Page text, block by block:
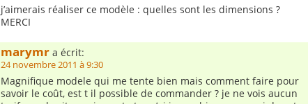
j’aimerais réaliser ce modèle : quelles sont les dimensions ?
MERCI
marymr a écrit:
24 novembre 2011 à 9:30
Magnifique modele qui me tente bien mais comment faire pour
savoir le coût, est t il possible de commander ? je ne vois aucun